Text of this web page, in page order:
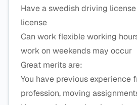
Have a swedish driving
license
Can work flexible working
work on weekends may occur
Great merits are:
You have previous experience
profession, moving